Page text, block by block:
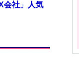
会社」人気